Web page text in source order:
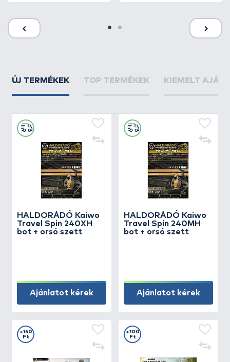
ÚJ TERMÉKEK TOP TERMÉKEK KIEMELT
HALDORÁDÓ Kaiwo
Travel Spin 240XH
bot + orsó szett
Ajánlatot kérek
HALDORÁDÓ Kaiwo
Travel Spin 240MH
bot + orsó szett
Ajánlatot kérek
+150
Ft
+100
Ft